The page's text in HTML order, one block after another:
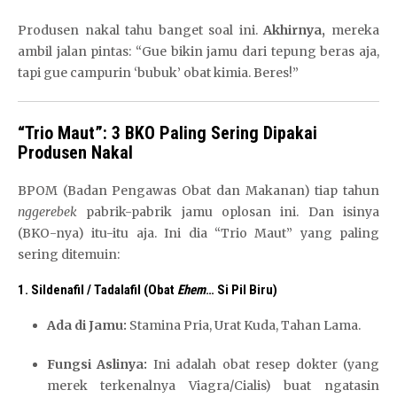
Produsen nakal tahu banget soal ini.Akhirnya, mereka
ambil jalan pintas: “Gue bikin jamu dari tepung beras aja,
tapi gue campurin ‘bubuk’ obat kimia. Beres!”
e
m
a
k
I
k
a
“Trio Maut”: 3 BKO Paling Sering Dipakai
Produsen Nakal
BPOM (Badan Pengawas Obat dan Makanan) tiap tahun
nggerebek pabrik-pabrik jamu oplosan ini. Dan isinya
(BKO-nya) itu-itu aja. Ini dia “Trio Maut” yang paling
sering ditemuin:
1. Sildenafil / Tadalafil (Obat Ehem… Si Pil Biru)
Ada di Jamu: Stamina Pria, Urat Kuda, Tahan Lama.
Fungsi Aslinya: Ini adalah obat resep dokter (yang
merek terkenalnya Viagra/Cialis) buat ngatasin